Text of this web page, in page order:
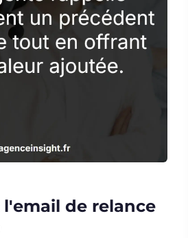
l'email de relance